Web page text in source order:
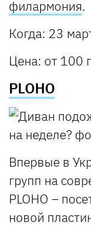
филармония.
Когда: 23
Цена: от 100
PLOHO
Впервые в
групп на
PLOHO –
новой